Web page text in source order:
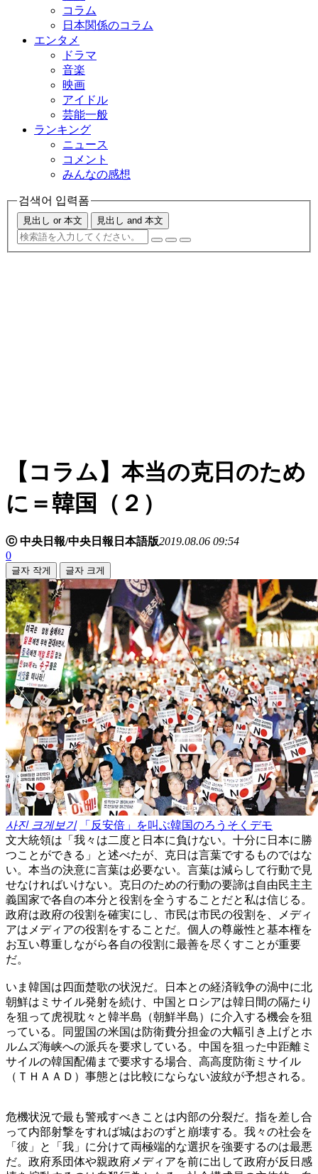
コラム
日本関係のコラム
エンタメ
ドラマ
音楽
映画
アイドル
芸能一般
ランキング
ニュース
コメント
みんなの感想
검색어 입력폼
見出し or 本文 見出し and 本文
【コラム】本当の克日のため
に＝韓国（２）
ⓒ 中央日報/中央日報日本語版2019.08.06 09:54
0
글자 작게 글자 크게
사진 크게보기
「反安倍」を叫ぶ韓国のろうそくデモ
文大統領は「我々は二度と日本に負けない。十分に日本に勝
つことができる」と述べたが、克日は言葉でするものではな
い。本当の決意に言葉は必要ない。言葉は減らして行動で見
せなければいけない。克日のための行動の要諦は自由民主主
義国家で各自の本分と役割を全うすることだと私は信じる。
政府は政府の役割を確実にし、市民は市民の役割を、メディ
アはメディアの役割をすることだ。個人の尊厳性と基本権を
お互い尊重しながら各自の役割に最善を尽くすことが重要
だ。
いま韓国は四面楚歌の状況だ。日本との経済戦争の渦中に北
朝鮮はミサイル発射を続け、中国とロシアは韓日間の隔たり
を狙って虎視耽々と韓半島（朝鮮半島）に介入する機会を狙
っている。同盟国の米国は防衛費分担金の大幅引き上げとホ
ルムズ海峡への派兵を要求している。中国を狙った中距離ミ
サイルの韓国配備まで要求する場合、高高度防衛ミサイル
（ＴＨＡＡＤ）事態とは比較にならない波紋が予想される。
危機状況で最も警戒すべきことは内部の分裂だ。指を差し合
って内部射撃をすれば城はおのずと崩壊する。我々の社会を
「彼」と「我」に分けて両極端的な選択を強要するのは最悪
だ。政府系団体や親政府メディアを前に出して政府が反日感